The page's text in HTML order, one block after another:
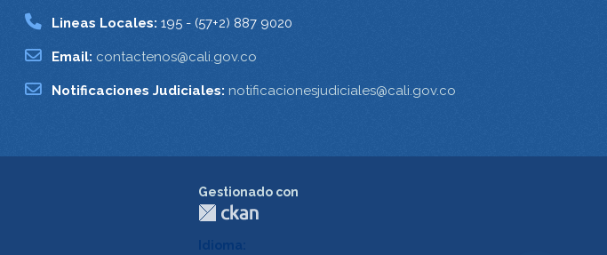
Lineas Locales: 195 - (57+2) 887 9020
Email: contactenos@cali.gov.co
Notificaciones Judiciales: notificacionesjudiciales@cali.gov.co
Gestionado con